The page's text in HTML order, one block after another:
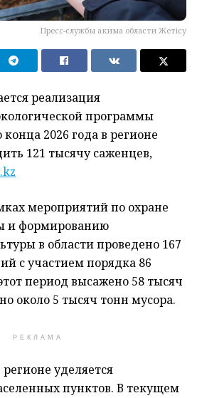
Пресс-службы акима области Жетісу
реализация
программы
конца 2026 года в регионе
121 тысячу саженцев,
мероприятий по охране
и формированию
в области проведено 167
с участием порядка 86
период высажено 58 тысяч
около 5 тысяч тонн мусора.
РЕКЛАМА
уделяется
пунктов. В текущем